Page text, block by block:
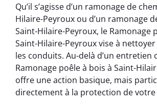
Qu’il s’agisse d’un ramonage de
Hilaire-Peyroux ou d’un ramonage
Saint-Hilaire-Peyroux, le Ramonage
Saint-Hilaire-Peyroux vise à
les conduits. Au-delà d’un entretien
Ramonage poêle à bois à Saint-
offre une action basique, mais
directement à la protection de